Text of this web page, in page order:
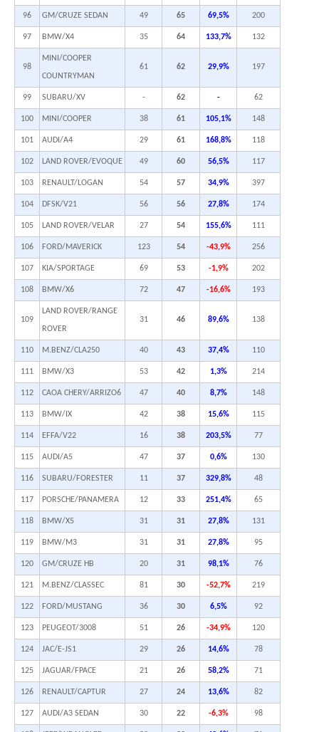
96 GM/CRUZE SEDAN 49 65 69,5% 200
97 BMW/X4 35 64 133,7% 132
98
MINI/COOPER
COUNTRYMAN
61 62 29,9% 197
99 SUBARU/XV - 62 - 62
100 MINI/COOPER 38 61 105,1% 148
101 AUDI/A4 29 61 168,8% 118
102 LAND ROVER/EVOQUE 49 60 56,5% 117
103 RENAULT/LOGAN 54 57 34,9% 397
104 DFSK/V21 56 56 27,8% 174
105 LAND ROVER/VELAR 27 54 155,6% 111
106 FORD/MAVERICK 123 54 -43,9% 256
107 KIA/SPORTAGE 69 53 -1,9% 202
108 BMW/X6 72 47 -16,6% 193
109
LAND ROVER/RANGE
ROVER
31 46 89,6% 138
110 M.BENZ/CLA250 40 43 37,4% 110
111 BMW/X3 53 42 1,3% 214
112 CAOA CHERY/ARRIZO6 47 40 8,7% 148
113 BMW/IX 42 38 15,6% 115
114 EFFA/V22 16 38 203,5% 77
115 AUDI/A5 47 37 0,6% 130
116 SUBARU/FORESTER 11 37 329,8% 48
117 PORSCHE/PANAMERA 12 33 251,4% 65
118 BMW/X5 31 31 27,8% 131
119 BMW/M3 31 31 27,8% 95
120 GM/CRUZE HB 20 31 98,1% 76
121 M.BENZ/CLASSEC 81 30 -52,7% 219
122 FORD/MUSTANG 36 30 6,5% 92
123 PEUGEOT/3008 51 26 -34,9% 120
124 JAC/E-JS1 29 26 14,6% 78
125 JAGUAR/FPACE 21 26 58,2% 71
126 RENAULT/CAPTUR 27 24 13,6% 82
127 AUDI/A3 SEDAN 30 22 -6,3% 98